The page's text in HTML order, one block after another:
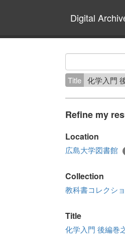
Digital
Title 化学入門
Refine my
Location
広島大学図書館
Collection
教科書コレクシ
Title
化学入門 後編巻